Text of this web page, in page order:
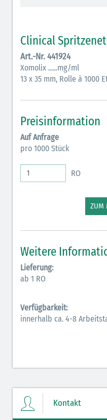
schraffiert)
Anticholinergika (hellgrün)
Cholinergika (hellgrün
Antiemetika (salmon)
Verschiedene
Antikoagulantien
Rahmen)
Koagulantien (hellgrau/
Bronchodilatatoren
Inodilatatoren (rot-grün)
Antiarrhythmika (rot-blau)
Elektrolyte Kalium (grün-
Hormone Insulin (braun-
Clinical
Art.-Nr. 441924
Xomolix ......mg/ml
13 x 35 mm, Rolle à 1000
Preisinformation
Auf Anfrage
pro 1000 Stück
RO
ZUM
Weitere
Lieferung:
ab 1 RO
Verfügbarkeit:
innerhalb ca. 4-8
Kontakt